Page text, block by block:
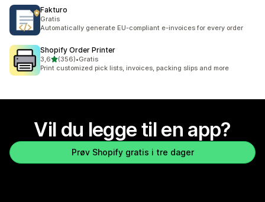
Fakturo
Gratis
Automatically generate EU-compliant e-invoices for every order
Shopify Order Printer
3,6av 5 stjerner
(356)
Totalt 356 omtaler
•Gratis
Print customized pick lists, invoices, packing slips and more
Vil du legge til en app?
Prøv Shopify gratis i tre dager